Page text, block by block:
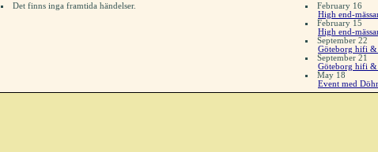
Det finns inga framtida händelser.
February 16
High end-
February 15
High end-
September 22
Göteborg hifi &
September 21
Göteborg hifi &
May 18
Event med